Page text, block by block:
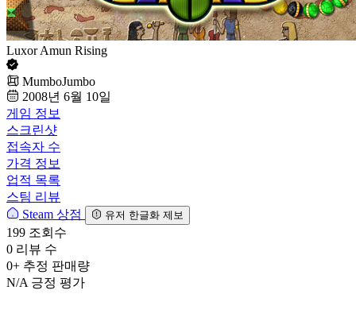
Luxor Amun Rising
MumboJumbo
2008년 6월 10일
게임 정보
스크린샷
접속자 수
가격 정보
업적 목록
스팀 리뷰
Steam 상점
유저 한글화 제보
199 조회수
0 리뷰 수
0+ 추정 판매량
N/A 긍정 평가